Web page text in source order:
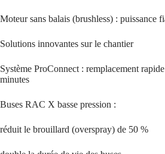
Moteur sans balais (brushless) : puissance
Solutions innovantes sur le chantier
Système ProConnect : remplacement
minutes
Buses RAC X basse pression :
réduit le brouillard (overspray) de 50 %